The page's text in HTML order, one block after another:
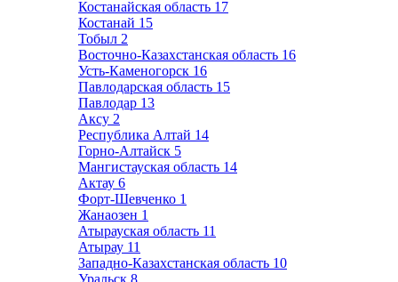
Костанайская область 17
Костанай 15
Тобыл 2
Восточно-Казахстанская область 16
Усть-Каменогорск 16
Павлодарская область 15
Павлодар 13
Аксу 2
Республика Алтай 14
Горно-Алтайск 5
Мангистауская область 14
Актау 6
Форт-Шевченко 1
Жанаозен 1
Атырауская область 11
Атырау 11
Западно-Казахстанская область 10
Уральск 8